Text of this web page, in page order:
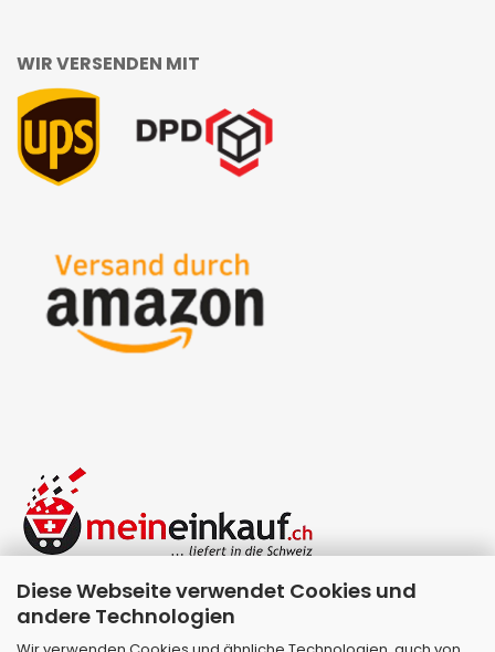
Diese Webseite verwendet Cookies und
andere Technologien
WIR VERSENDEN MIT